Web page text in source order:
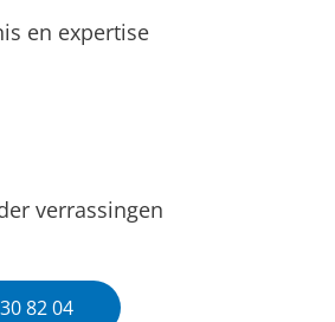
en expertise
verrassingen
82 04